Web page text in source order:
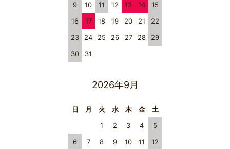
9
10 11 12 13 14
15
16
17 18 19 20 21
22
23
24 25 26 27 28
29
30
31
2026年9月
日 月 火 水 木 金
土
1
2 3 4
5
6
7 8 9 10 11
12